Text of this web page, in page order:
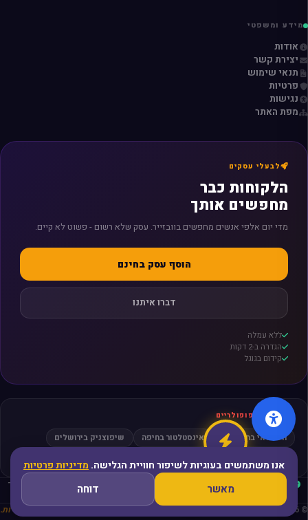
מידע ומשפטי
אודות
יצירת קשר
תנאי שימוש
פרטיות
נגישות
מפת האתר
לבעלי עסקים
הלקוחות כבר
מחפשים אותך
מדי יום אלפי אנשים מחפשים בוובזייר. עסק שלא רשום - פשוט לא קיים.
הוסף עסק בחינם
דברו איתנו
ללא עמלה
הגדרה ב-2 דקות
קידום בגוגל
חיפושים פופולריים
חשמלאי בתל אביב אינסטלטור בחיפה
שיפוצניק בירושלים
עסקים מאומתים ביקורות אמיתיות פריסה ארצית
ללא תיווך
מאובטח ופרטי
© 2026 WeBezier Index Israel - כל הזכויות שמורות
פלטפורמה. קהילה. הזדמנויות.
אנו משתמשים בעוגיות לשיפור חוויית הגלישה. מדיניות פרטיות
מאשר דוחה